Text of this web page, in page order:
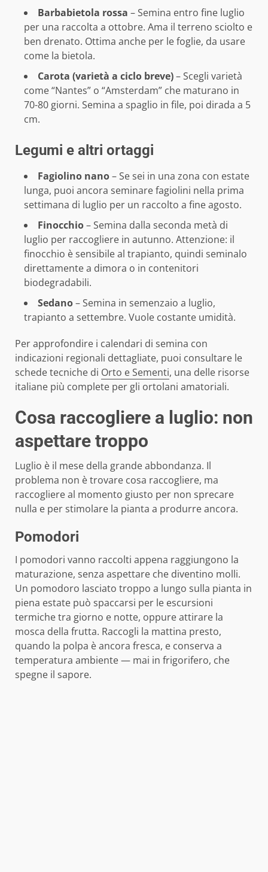
Barbabietola rossa – Semina entro fine luglio
per una raccolta a ottobre. Ama il terreno sciolto e
ben drenato. Ottima anche per le foglie, da usare
come la bietola.
Carota (varietà a ciclo breve)– Scegli varietà
come “Nantes” o “Amsterdam” che maturano in
70-80 giorni. Semina a spaglio in file, poi dirada a 5
cm.
Legumi e altri ortaggi
Fagiolino nano– Se sei in una zona con estate
lunga, puoi ancora seminare fagiolini nella prima
settimana di luglio per un raccolto a fine agosto.
Finocchio– Semina dalla seconda metà di
luglio per raccogliere in autunno. Attenzione: il
finocchio è sensibile al trapianto, quindi seminalo
direttamente a dimora o in contenitori
biodegradabili.
Sedano– Semina in semenzaio a luglio,
trapianto a settembre. Vuole costante umidità.
Per approfondire i calendari di semina con
indicazioni regionali dettagliate, puoi consultare le
schede tecniche di Orto e Sementi, una delle risorse
italiane più complete per gli ortolani amatoriali.
Cosa raccogliere a luglio: non
aspettare troppo
Luglio è il mese della grande abbondanza. Il
problema non è trovare cosa raccogliere, ma
raccogliere al momento giusto per non sprecare
nulla e per stimolare la pianta a produrre ancora.
Pomodori
I pomodori vanno raccolti appena raggiungono la
maturazione, senza aspettare che diventino molli.
Un pomodoro lasciato troppo a lungo sulla pianta in
piena estate può spaccarsi per le escursioni
termiche tra giorno e notte, oppure attirare la
mosca della frutta. Raccogli la mattina presto,
quando la polpa è ancora fresca, e conserva a
temperatura ambiente — mai in frigorifero, che
spegne il sapore.